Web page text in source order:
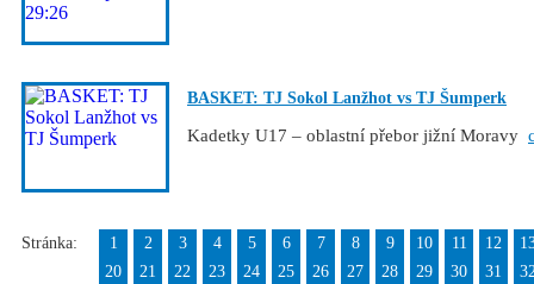
BASKET: TJ Sokol Lanžhot vs TJ Šumperk
Kadetky U17 – oblastní přebor jižní Moravy
Stránka: 1 2 3 4 5 6 7 8 9 10 11 12
20
21 22 23 24 25 26 27 28 29 30 31